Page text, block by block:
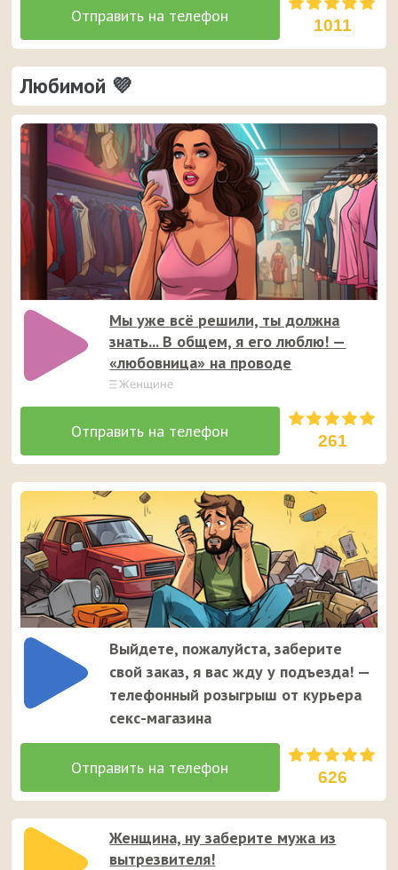
1011
Любимой 💜
Мы уже всё решили, ты должна
знать... В общем, я его люблю! —
«любовница» на проводе
261
Выйдете, пожалуйста, заберите
свой заказ, я вас жду у подъезда! —
телефонный розыгрыш от курьера
секс-магазина
626
Женщина, ну заберите мужа из
вытрезвителя!